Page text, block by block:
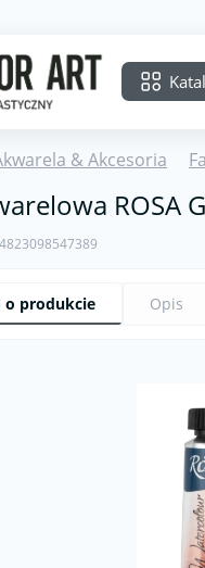
& Akcesoria
ROSA
4823098547389
o produkcie Opis